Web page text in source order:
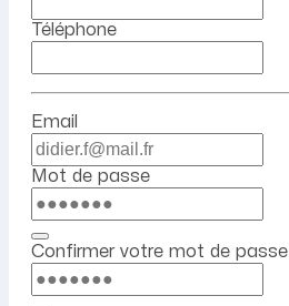
Téléphone
Email
Mot de passe
Confirmer votre mot de passe